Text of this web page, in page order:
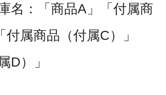
名：「商品A」
「付属商
「付属商品 （付属C）
」
D）」